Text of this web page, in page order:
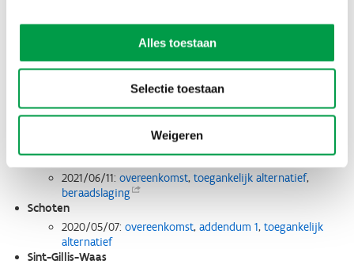
Alles toestaan
Selectie toestaan
Weigeren
Puurs-Sint-Amands
overeenkomst,toegankelijk alternatief
2020/10/02:overeenkomst,toegankelijk alternatief
overeenkomst
RSVZ
2021/06/11: overeenkomst, toegankelijk alternatief,
beraadslaging
Schoten
2020/05/07: overeenkomst, addendum 1, toegankelijk
alternatief
Sint-Gillis-Waas